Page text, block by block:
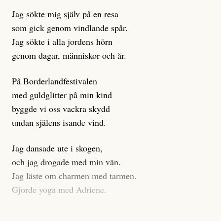
klickbete är inte intressant för Dagens ETC.
Journalistiken är låst. En klatschig men korrekt rubrik
gör förhoppningsvis att en nyfiken beställer
prenumeration, men den avslutas sekunder senare om
dessa granskningar på olika källor, alltifrån domar till
en mängd intervjupersoner, inklusive generös
möjlighet att bemöta för såväl personen vars motiv att
engagera sig i Palestinarörelsen ifrågasätts som de
grupper där Säpo-resursen samlade in uppgifter.
Researchen är grundlig.
Möjligen är det egentligen inte journalistikens metod
som stör?
Jag sökte mig själv på en resa
som gick genom vindlande spår.
Jag sökte i alla jordens hörn
genom dagar, människor och år.
På Borderlandfestivalen
med guldglitter på min kind
byggde vi oss vackra skydd
undan själens isande vind.
Jag dansade ute i skogen,
och jag drogade med min vän.
Jag läste om charmen med tarmen.
Gjorde yoga med Adriene.